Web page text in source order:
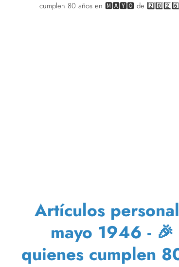
cumplen 80 años en 🅼🅰🆈🅾 de 2️⃣0️⃣2️⃣6️⃣
Artículos
mayo 1946 -
quienes cumplen